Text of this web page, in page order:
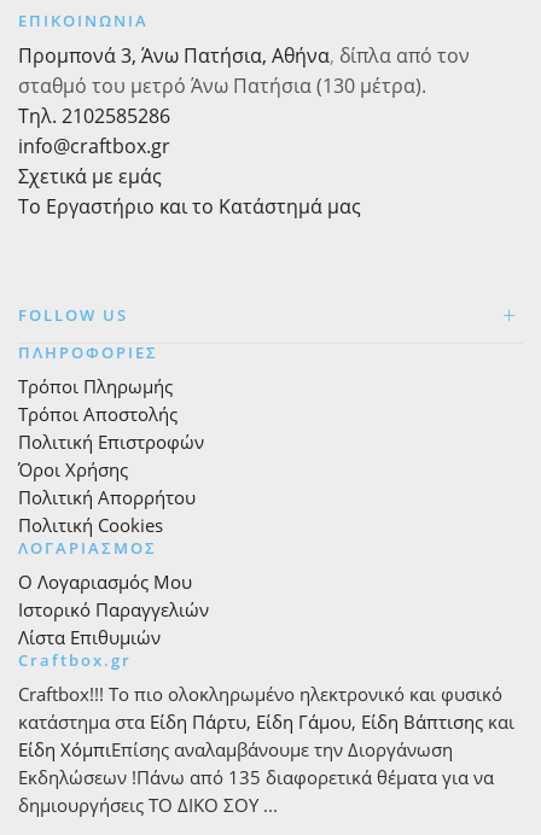
ποσότητα
ΕΠΙΚΟΙΝΩΝΙΑ
Προμπονά 3, Άνω Πατήσια, Αθήνα, δίπλα από τον
σταθμό του μετρό Άνω Πατήσια (130 μέτρα).
Τηλ. 2102585286
info@craftbox.gr
Σχετικά με εμάς
Το Εργαστήριο και το Κατάστημά μας
FOLLOW US
ΠΛΗΡΟΦΟΡΙΕΣ
Τρόποι Πληρωμής
Τρόποι Αποστολής
Πολιτική Επιστροφών
Όροι Χρήσης
Πολιτική Απορρήτου
Πολιτική Cookies
ΛΟΓΑΡΙΑΣΜΟΣ
Ο Λογαριασμός Μου
Ιστορικό Παραγγελιών
Λίστα Επιθυμιών
Craftbox.gr
Craftbox!!! Το πιο ολοκληρωμένο ηλεκτρονικό και φυσικό
κατάστημα στα Είδη Πάρτυ, Είδη Γάμου, Είδη Βάπτισης και
Είδη ΧόμπιΕπίσης αναλαμβάνουμε την Διοργάνωση
Εκδηλώσεων !Πάνω από 135 διαφορετικά θέματα για να
δημιουργήσεις ΤΟ ΔΙΚΟ ΣΟΥ ...